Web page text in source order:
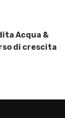
Acqua &
di crescita